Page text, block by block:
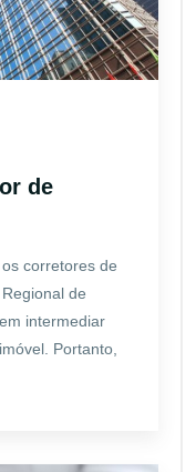
de
corretores de
de
intermediar
Portanto,